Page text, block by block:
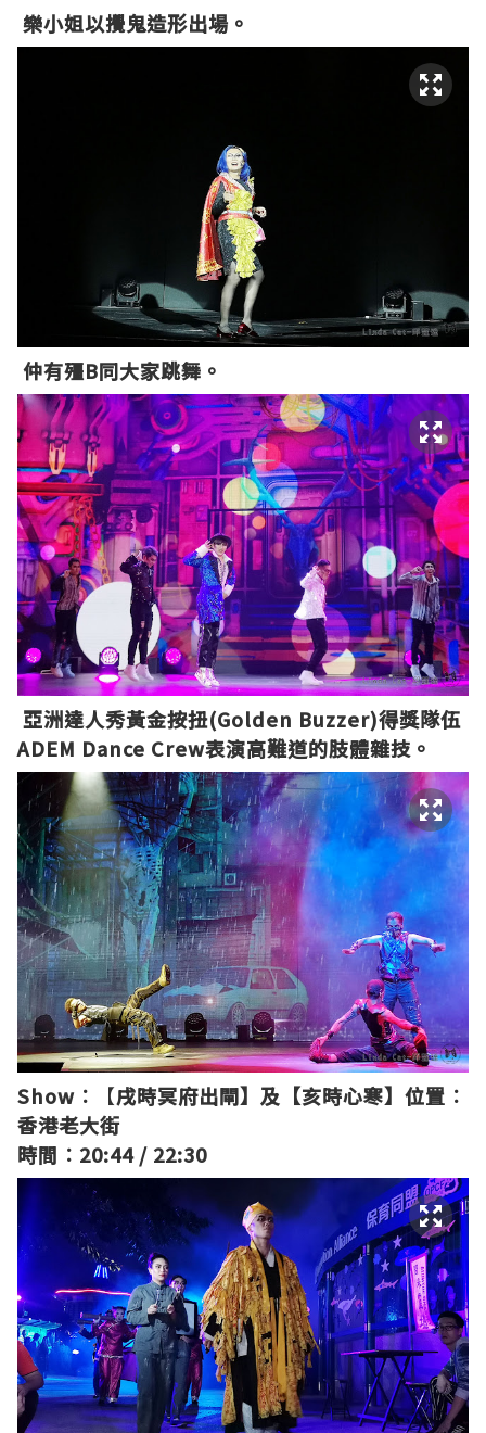
樂小姐以攪鬼造形出場。
仲有殭B同大家跳舞。
亞洲達人秀黃金按扭(Golden Buzzer)得獎隊伍
ADEM Dance Crew表演高難道的肢體雜技。
Show︰ 【戌時冥府出閘】及【亥時心寒】 位置︰
香港老大街
時間︰20:44 / 22:30